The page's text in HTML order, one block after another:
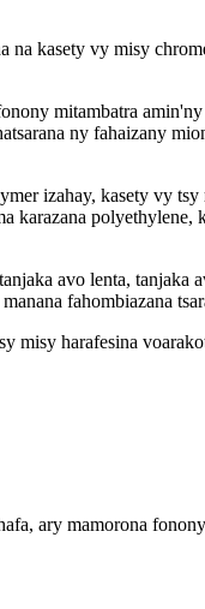
kasety vy misy
mitambatra
ny fahaizany
izahay, kasety vy
avo lenta, tanjaka
fahombiazana
misy harafesina
ary mamorona